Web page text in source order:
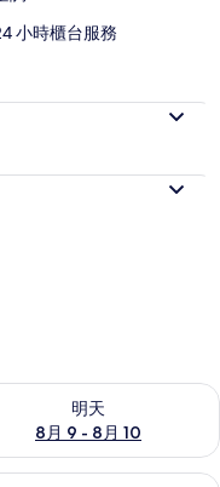
小時櫃台服務
明天
8月 9 - 8月 10
天 (8月 9 - 8月 10) 的供